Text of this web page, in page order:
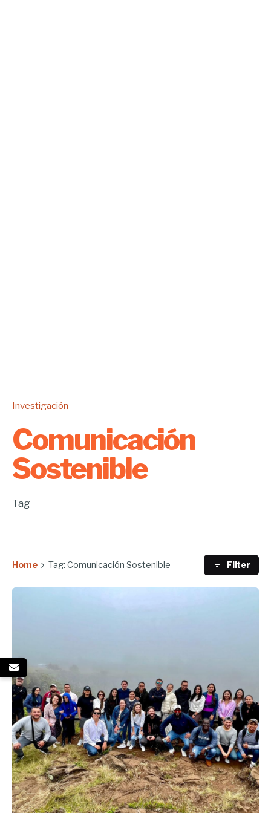
Investigación
Comunicación
Sostenible
Tag
Home Tag: Comunicación Sostenible Filter
Enviado por